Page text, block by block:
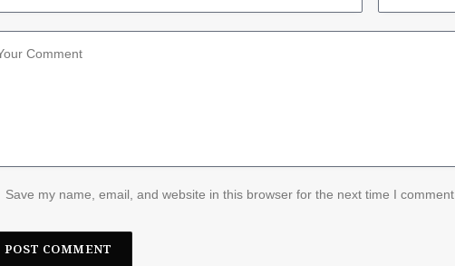
Save my name, email, and website in this browser for the next time I comment.